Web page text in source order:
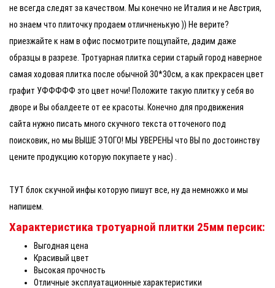
не всегда следят за качеством. Мы конечно не Италия и не Австрия,
но знаем что плиточку продаем отличненькую )) Не верите?
приезжайте к нам в офис посмотрите пощупайте, дадим даже
образцы в разрезе. Тротуарная плитка серии старый город наверное
самая ходовая плитка после обычной 30*30см, а как прекрасен цвет
графит УФФФФФ это цвет ночи! Положите такую плитку у себя во
дворе и Вы обалдеете от ее красоты. Конечно для продвижения
сайта нужно писать много скучного текста отточеного под
поисковик, но мы ВЫШЕ ЭТОГО! МЫ УВЕРЕНЫ что ВЫ по достоинству
цените продукцию которую покупаете у нас) .
ТУТ блок скучной инфы которую пишут все, ну да немножко и мы
напишем.
Характеристика тротуарной плитки 25мм персик:
Выгодная цена
Красивый цвет
Высокая прочность
Отличные эксплуатационные характеристики